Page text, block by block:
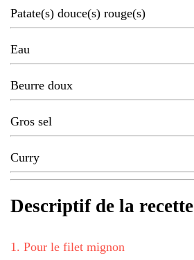
Patate(s) douce(s) rouge(s)
Eau
Beurre doux
Gros sel
Curry
Descriptif de la recette
1 . Pour le filet mignon